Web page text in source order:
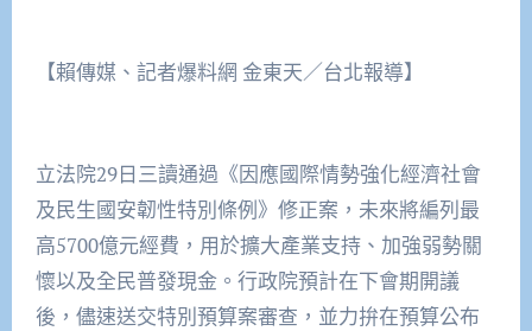
【賴傳媒、記者爆料網 金東天／台北報導】
立法院29日三讀通過《因應國際情勢強化經濟社會
及民生國安韌性特別條例》修正案，未來將編列最
高5700億元經費，用於擴大產業支持、加強弱勢關
懷以及全民普發現金。行政院預計在下會期開議
後，儘速送交特別預算案審查，並力拚在預算公布